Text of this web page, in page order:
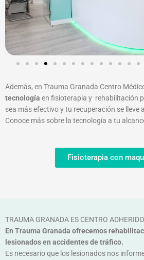
Además, en Trauma Granada Centro
tecnología en fisioterapia y rehabilitación
sea más efectivo y tu recuperación se lleve
Conoce más sobre la tecnología a tu
Fisioterapia con
TRAUMA GRANADA ES CENTRO
En Trauma Granada ofrecemos
lesionados en accidentes de tráfico.
Es necesario que los lesionados nos